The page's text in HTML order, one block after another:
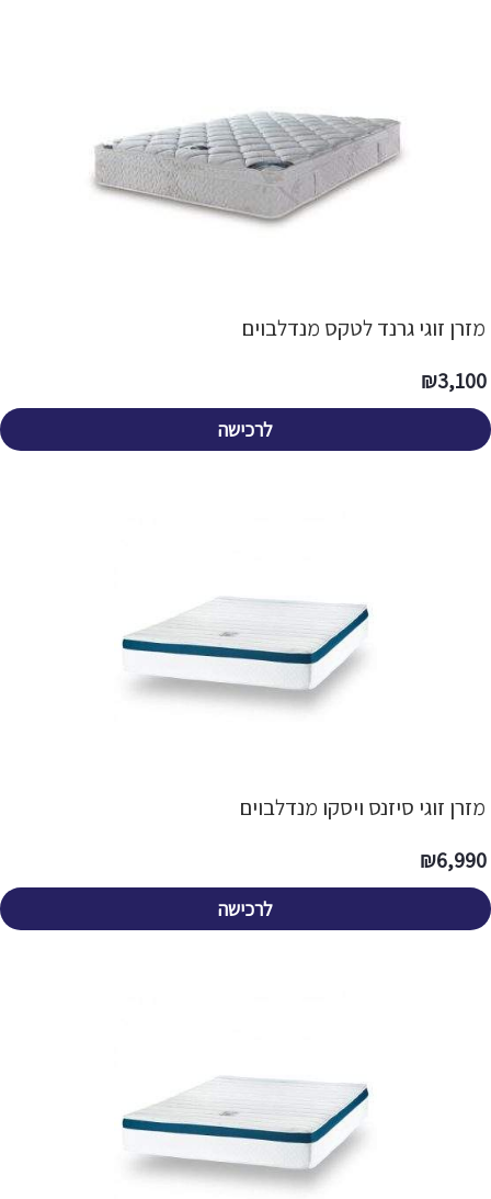
מזרן זוגי גרנד לטקס מנדלבוים
3,100
₪
לרכישה
מזרן זוגי סיזנס ויסקו מנדלבוים
6,990
₪
לרכישה